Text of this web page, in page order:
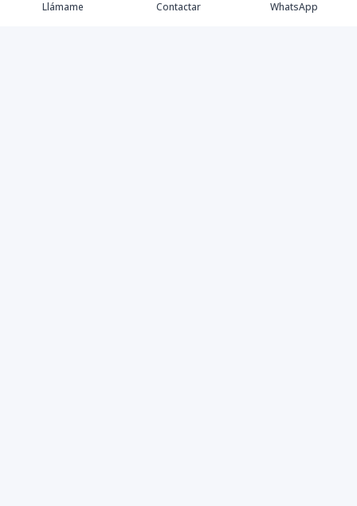
Llámame Contactar WhatsApp